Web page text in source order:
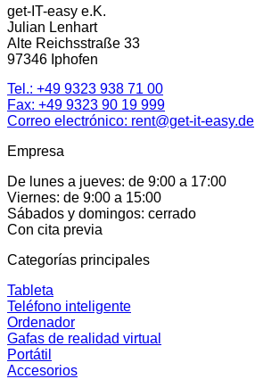
get-IT-easy e.K.
Julian Lenhart
Alte Reichsstraße 33
97346 Iphofen
Tel.: +49 9323 938 71 00
Fax: +49 9323 90 19 999
Correo electrónico: rent@get-it-easy.de
Empresa
De lunes a jueves: de 9:00 a 17:00
Viernes: de 9:00 a 15:00
Sábados y domingos: cerrado
Con cita previa
Categorías principales
Tableta
Teléfono inteligente
Ordenador
Gafas de realidad virtual
Portátil
Accesorios